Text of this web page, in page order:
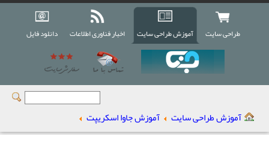
طراحی سایت آموزش طراحی سایت اخبار فناوری اطلاعات دانلود فایل
آموزش طراحی سایت آموزش جاوا اسکریپت